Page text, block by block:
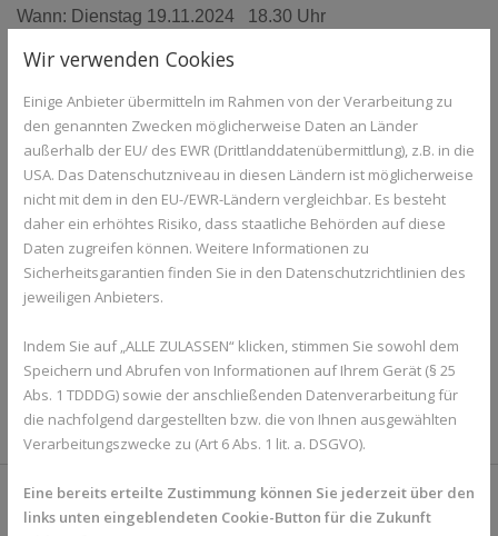
ZURÜCK ZUR ÜBERSICHT
Wann: Dienstag 19.11.2024 18.30 Uhr
Mittwoch 27.11.2024 18.30 Uhr
Wo: Alte Stadt Apotheke
Wer: mit Aromatherapie-Mastercoach Michaela Hensel
Teilnehmerzahl begrenzt – Bitte anmelden!
Freuen Sie sich auf duftende Geschenke aus der Natur –
liebevoll zusammengestellt und verpackt, als
Mitnahmeartikel für kleine Aufmerksamkeiten oder zur
Weihnachtszeit!
Das könnte Sie auch interessieren
Wir verwenden Cookies
Einige Anbieter übermitteln im Rahmen von der Verarbeitung zu
den genannten Zwecken möglicherweise Daten an Länder
außerhalb der EU/ des EWR (Drittlanddatenübermittlung), z.B. in die
USA. Das Datenschutzniveau in diesen Ländern ist möglicherweise
nicht mit dem in den EU-/EWR-Ländern vergleichbar. Es besteht
daher ein erhöhtes Risiko, dass staatliche Behörden auf diese
Daten zugreifen können. Weitere Informationen zu
Sicherheitsgarantien finden Sie in den Datenschutzrichtlinien des
jeweiligen Anbieters.
Indem Sie auf „ALLE ZULASSEN“ klicken, stimmen Sie sowohl dem
Speichern und Abrufen von Informationen auf Ihrem Gerät (§ 25
Abs. 1 TDDDG) sowie der anschließenden Datenverarbeitung für
die nachfolgend dargestellten bzw. die von Ihnen ausgewählten
Verarbeitungszwecke zu (Art 6 Abs. 1 lit. a. DSGVO).
Eine bereits erteilte Zustimmung können Sie jederzeit über den
links unten eingeblendeten Cookie-Button für die Zukunft